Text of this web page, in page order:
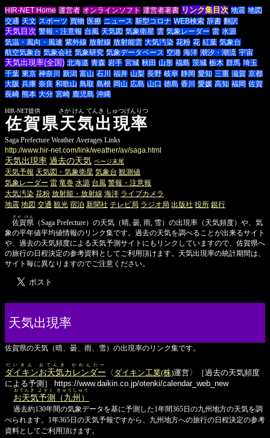
HIR-NET Home 運営者 オンラインソフト 運営者著書 リンク集目次 地震 地図
交通 天文 スポーツ 買物 医療 ニュース 新型コロナ WEB検索 辞書 翻訳
天気目次 警報・注意報 台風 天気図 気象衛星 雲 気象レーダー 雷 水源
気温・風向・風速 紫外線 放射線 放射能雲 大気汚染 花粉 花 紅葉 気象台
航空気象台 気象会社 気象研究 気象データベース 空港 海洋 潮汐・潮流 宇宙
天気出現率(全国) 北海道 青森 岩手 宮城 秋田 山形 福島 茨城 栃木 群馬 埼玉
千葉 東京 神奈川 新潟 富山 石川 福井 山梨 長野 岐阜 静岡 愛知 三重 滋賀 京都
大阪 兵庫 奈良 和歌山 鳥取 島根 岡山 広島 山口 徳島 香川 愛媛 高知 福岡 佐賀
長崎 熊本 大分 宮崎 鹿児島 沖縄
佐賀県天気出現率
HIR-NET提供 さが けん てんき しゅつげんりつ
Saga Prefecture Weather Averages Links
http://www.hir-net.com/link/weather/av/saga.html
天気出現率 過去の天気 ページ末尾
天気予報 天気図・気象衛星 気象台 観測値
気象レーダー 雷 竜巻 水源 台風 警報・注意報
大気汚染 花粉 放射能・放射線 海洋 ライブカメラ
地震 地図 交通 観光 宿泊 新聞社 テレビ局 ラジオ局 出版社 役所 銀行
佐賀県
さが けん
（Saga Prefecture）の天気（晴, 曇, 雨, 雪）の出現率（天気頻度）や、気
象の平年値平均値情報のリンク集です。過去の天気を調べることが出来るサイト
や、過去の天気頻度による天気予測サイトにもリンクしていますので、佐賀県へ
の旅行の日程決定の参考資料としてご利用頂けます。天気出現率の統計期間は、
サイト毎に異なりますのでご注意ください。
天気出現率
佐賀県の天気（晴、曇、雨、雪）の出現率のリンク集です。
ダイキンお天気カレンダー
だいきん おてんき かれんだー
〈 ダイキン工業(株)運営〉［過去の天気頻度
による予測］
https://www.daikin.co.jp/otenki/calendar_web_new
お天気予測（九州）
おてんき よそく きゅうしゅう
過去約130年間の気象データを基に予測した1年間365日の九州地方の天気を調
べられます。1年365日の天気予報ですから、九州地方への旅行の日程決定の参考
資料としてご利用頂けます。